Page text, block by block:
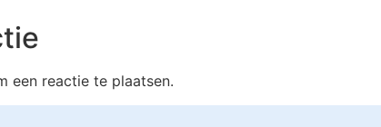
een reactie te plaatsen.